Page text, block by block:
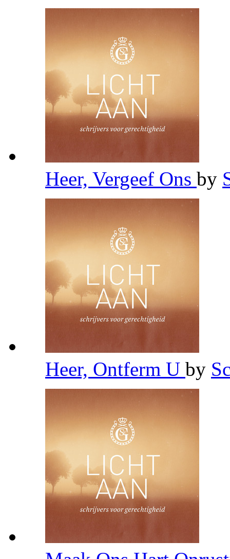
Heer, Vergeef Ons by
Heer, Ontferm U by